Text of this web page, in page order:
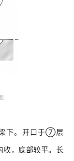
下。开口于⑦层
收，底部较平。长